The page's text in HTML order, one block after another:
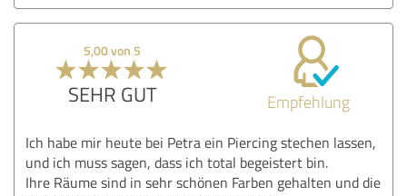
5,00 von 5
SEHR GUT Empfehlung
Ich habe mir heute bei Petra ein Piercing stechen lassen,
und ich muss sagen, dass ich total begeistert bin.
Ihre Räume sind in sehr schönen Farben gehalten und die